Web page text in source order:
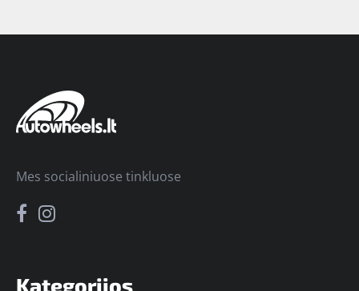
Kategorijos
Mes socialiniuose tinkluose